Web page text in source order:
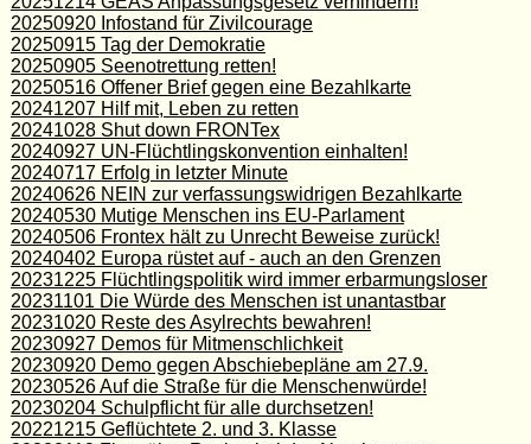
20250920 Infostand für Zivilcourage
20250915 Tag der Demokratie
20250905 Seenotrettung retten!
20250516 Offener Brief gegen eine Bezahlkarte
20241207 Hilf mit, Leben zu retten
20241028 Shut down FRONTex
20240927 UN-Flüchtlingskonvention einhalten!
20240717 Erfolg in letzter Minute
20240626 NEIN zur verfassungswidrigen Bezahlkarte
20240530 Mutige Menschen ins EU-Parlament
20240506 Frontex hält zu Unrecht Beweise zurück!
20240402 Europa rüstet auf - auch an den Grenzen
20231225 Flüchtlingspolitik wird immer erbarmungsloser
20231101 Die Würde des Menschen ist unantastbar
20231020 Reste des Asylrechts bewahren!
20230927 Demos für Mitmenschlichkeit
20230920 Demo gegen Abschiebepläne am 27.9.
20230526 Auf die Straße für die Menschenwürde!
20230204 Schulpflicht für alle durchsetzen!
20221215 Geflüchtete 2. und 3. Klasse